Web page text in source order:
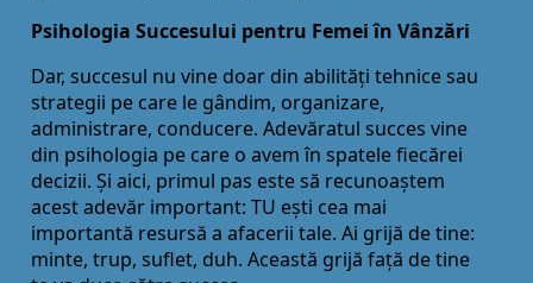
Psihologia Succesului pentru Femei în Vânzări
Dar, succesul nu vine doar din abilităţi tehnice sau
strategii pe care le gândim, organizare,
administrare, conducere. Adevăratul succes vine
din psihologia pe care o avem în spatele fiecărei
decizii. Și aici, primul pas este să recunoaștem
acest adevăr important: TU ești cea mai
importantă resursă a afacerii tale. Ai grijă de tine:
minte, trup, suflet, duh. Această grijă faţă de tine